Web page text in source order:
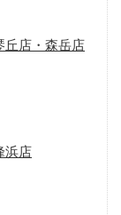
丘店・森岳店
浜店